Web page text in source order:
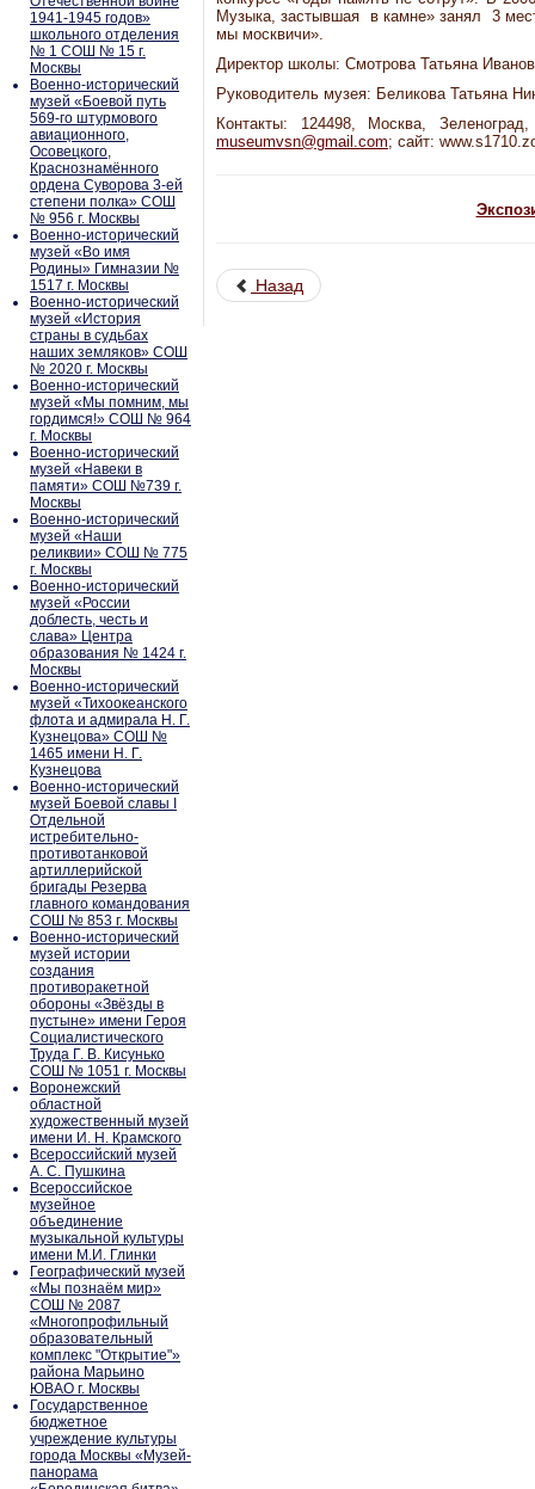
1941-1945 годов»
школьного отделения
№ 1 СОШ № 15 г.
Москвы
Военно-исторический
музей «Боевой путь
569-го штурмового
авиационного,
Осовецкого,
Краснознамённого
ордена Суворова 3-ей
степени полка» СОШ
№ 956 г. Москвы
Военно-исторический
музей «Во имя
Родины» Гимназии №
1517 г. Москвы
Военно-исторический
музей «История
страны в судьбах
наших земляков» СОШ
№ 2020 г. Москвы
Военно-исторический
музей «Мы помним, мы
гордимся!» СОШ № 964
г. Москвы
Военно-исторический
музей «Навеки в
памяти» СОШ №739 г.
Москвы
Военно-исторический
музей «Наши
реликвии» СОШ № 775
г. Москвы
Военно-исторический
музей «России
доблесть, честь и
слава» Центра
образования № 1424 г.
Москвы
Военно-исторический
музей «Тихоокеанского
флота и адмирала Н. Г.
Кузнецова» СОШ №
1465 имени Н. Г.
Кузнецова
Военно-исторический
музей Боевой славы I
Отдельной
истребительно-
противотанковой
артиллерийской
бригады Резерва
главного командования
СОШ № 853 г. Москвы
Военно-исторический
музей истории
создания
противоракетной
обороны «Звёзды в
пустыне» имени Героя
Социалистического
Труда Г. В. Кисунько
СОШ № 1051 г. Москвы
Воронежский
областной
художественный музей
имени И. Н. Крамского
Всероссийский музей
А. С. Пушкина
Всероссийское
музейное
объединение
музыкальной культуры
имени М.И. Глинки
Географический музей
«Мы познаём мир»
СОШ № 2087
«Многопрофильный
образовательный
комплекс "Открытие"»
района Марьино
ЮВАО г. Москвы
Государственное
бюджетное
учреждение культуры
города Москвы «Музей-
панорама
Музыка, застывшая в камне» занял 3
мы москвичи».
Директор школы: Смотрова Татьяна
Руководитель музея: Беликова Татьяна
Контакты: 124498, Москва,
museumvsn@gmail.com; сайт:
Назад